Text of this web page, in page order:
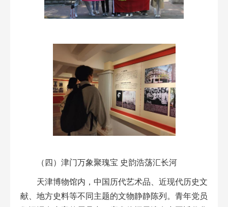
（四）津门万象聚瑰宝 史韵浩荡汇长河
天津博物馆内，中国历代艺术品、近现代历史文
献、地方史料等不同主题的文物静静陈列。青年党员